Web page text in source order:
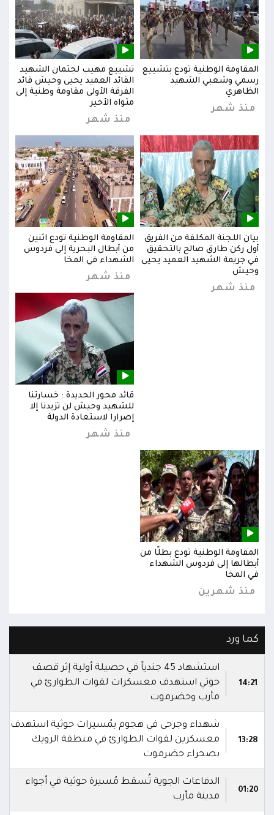
المقاومة الوطنية تودع بتشييع
رسمي وشعبي الشهيد
الظاهري
منذ شهر
تشييع مهيب لجثمان الشهيد
القائد العميد يحيى وحيش قائد
الفرقة الأولى مقاومة وطنية إلى
مثواه الأخير
منذ شهر
بيان اللجنة المكلفة من الفريق
أول ركن طارق صالح بالتحقيق
في جريمة الشهيد العميد يحيى
وحيش
منذ شهر
المقاومة الوطنية تودع اثنين
من أبطال البحرية إلى فردوس
الشهداء في المخا
منذ شهر
قائد محور الحديدة : خسارتنا
للشهيد وحيش لن تزيدنا إلا
إصرارا لاستعادة الدولة
منذ شهر
المقاومة الوطنية تودع بطلًا من
أبطالها إلى فردوس الشهداء
في المخا
منذ شهرين
كما ورد
14:21
استشهاد 45 جندياً في حصيلة أولية إثر قصف
حوثي استهدف معسكرات لقوات الطوارئ في
مأرب وحضرموت
13:28
شهداء وجرحى في هجوم بمُسيرات حوثية استهدف
معسكرين لقوات الطوارئ في منطقة الرويك
بصحراء حضرموت
01:20
الدفاعات الجوية تُسقط مُسيرة حوثية في أجواء
مدينة مأرب